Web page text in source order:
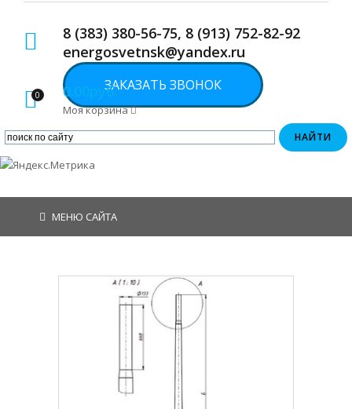
8 (383) 380-56-75, 8 (913) 752-82-92
energosvetnsk@yandex.ru
ЗАКАЗАТЬ ЗВОНОК
0 0.00руб.
Моя корзина
МЕНЮ САЙТА